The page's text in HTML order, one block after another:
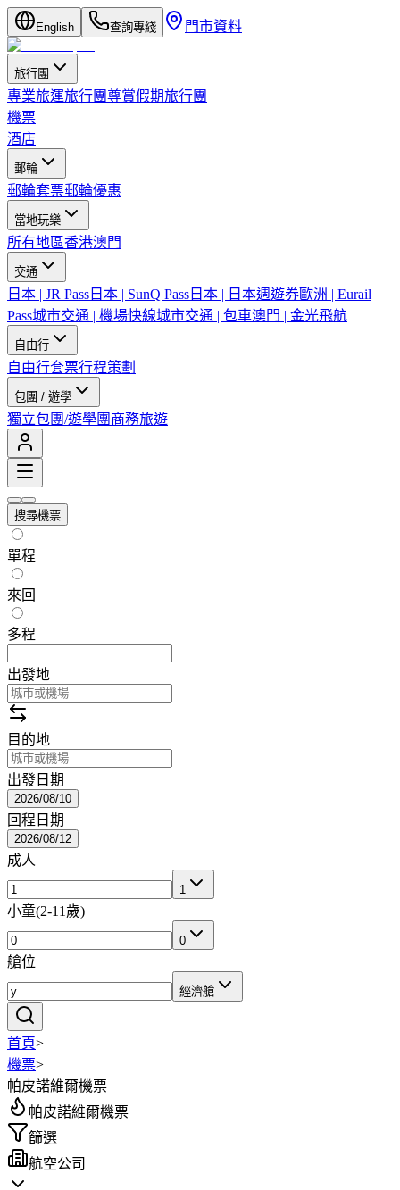
English 查詢專綫 門市資料
旅行團
專業旅運旅行團尊賞假期旅行團
機票
酒店
郵輪
郵輪套票郵輪優惠
當地玩樂
所有地區香港澳門
交通
日本 | JR Pass 日本 | SunQ Pass 日本 | 日本週遊券歐洲 | Eurail
Pass城市交通 | 機場快線城市交通 | 包車澳門 | 金光飛航
自由行
自由行套票行程策劃
包團 / 遊學
獨立包團/遊學團 商務旅遊
搜尋機票
單程
來回
多程
出發地
目的地
出發日期
2026/08/10
回程日期
2026/08/12
成人
1
小童(2-11歲)
0
艙位
經濟艙
首頁>
機票>
帕皮諾維爾機票
帕皮諾維爾機票
篩選
航空公司